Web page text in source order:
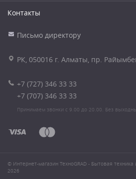
Контакты
Письмо директору
РК, 050016 г. Алматы, пр.
+7 (727) 346 33 33
+7 (707) 346 33 33
Принимаем звонки с 9.00 до 20.00. Без
© Интернет-магазин ТехноGRAD - Бытовая
2026